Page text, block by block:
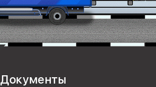
Документы